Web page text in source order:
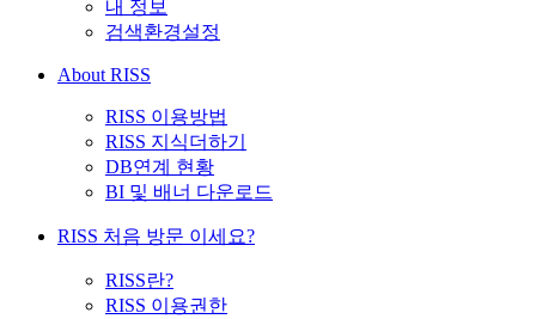
내 정보
검색환경설정
About RISS
RISS 이용방법
RISS 지식더하기
DB연계 현황
BI 및 배너 다운로드
RISS 처음 방문 이세요?
RISS란?
RISS 이용권한